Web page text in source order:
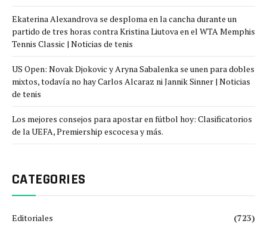
Ekaterina Alexandrova se desploma en la cancha durante un
partido de tres horas contra Kristina Liutova en el WTA Memphis
Tennis Classic | Noticias de tenis
US Open: Novak Djokovic y Aryna Sabalenka se unen para dobles
mixtos, todavía no hay Carlos Alcaraz ni Jannik Sinner | Noticias
de tenis
Los mejores consejos para apostar en fútbol hoy: Clasificatorios
de la UEFA, Premiership escocesa y más.
CATEGORIES
Editoriales
(723)